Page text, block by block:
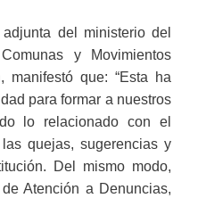
del ministerio del
y Movimientos
manifestó que: “Esta ha
para formar a nuestros
lo relacionado con el
quejas, sugerencias y
Del mismo modo,
Atención a Denuncias,